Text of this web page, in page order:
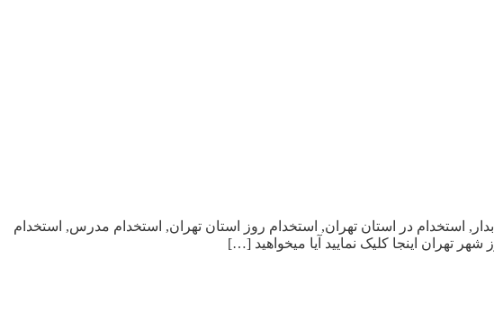
استخدام حسابدار, استخدام در استان تهران, استخدام روز استان تهران, استخدام مدرس, استخدام
اینجا کلیک نمایید آیا میخواهید […]